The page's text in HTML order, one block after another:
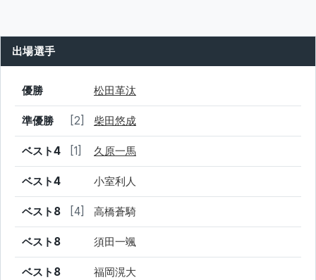
出場選手
結果 選手名
優勝 松田革汰
準優勝 [2] 柴田悠成
ベスト4 [1] 久原一馬
ベスト4 小室利人
ベスト8 [4] 高橋蒼騎
ベスト8 須田一颯
ベスト8 福岡滉大